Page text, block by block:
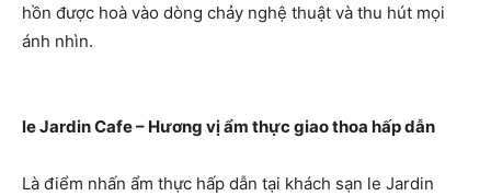
hồn được hoà vào dòng chảy nghệ thuật và thu hút mọi
ánh nhìn.
le Jardin Cafe – Hương vị ẩm thực giao thoa hấp dẫn
Là điểm nhấn ẩm thực hấp dẫn tại khách sạn le Jardin